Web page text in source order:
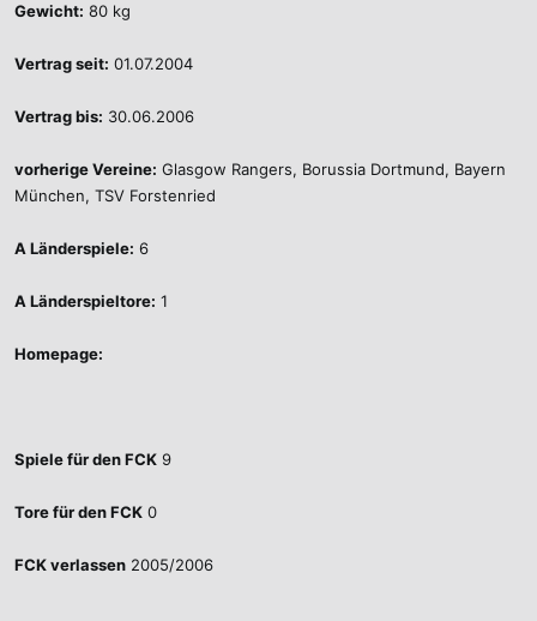
Gewicht: 80 kg
Vertrag seit: 01.07.2004
Vertrag bis: 30.06.2006
vorherige Vereine: Glasgow Rangers, Borussia Dortmund, Bayern
München, TSV Forstenried
A Länderspiele: 6
A Länderspieltore: 1
Homepage:
Spiele für den FCK 9
Tore für den FCK 0
FCK verlassen 2005/2006